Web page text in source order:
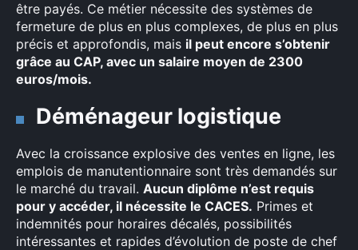
être payés. Ce métier nécessite des systèmes de
fermeture de plus en plus complexes, de plus en plus
précis et approfondis, mais il peut encore s’obtenir
grâce au CAP, avec un salaire moyen de 2300
euros/mois.
Déménageur logistique
Avec la croissance explosive des ventes en ligne, les
emplois de manutentionnaire sont très demandés sur
le marché du travail. Aucun diplôme n’est requis
pour y accéder, il nécessite le CACES. Primes et
indemnités pour horaires décalés, possibilités
intéressantes et rapides d’évolution de poste de chef